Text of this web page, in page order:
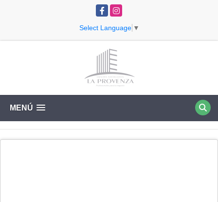
FacebookInstagram
Select Language ▼
MENÚ